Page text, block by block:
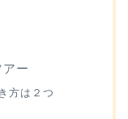
ー
方は２つ